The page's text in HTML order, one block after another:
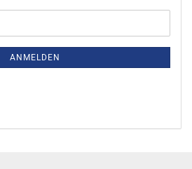
ANMELDEN